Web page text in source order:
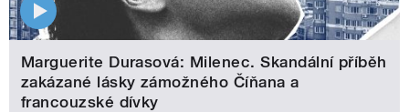
Marguerite Durasová: Milenec. Skandální příběh
zakázané lásky zámožného Číňana a
francouzské dívky